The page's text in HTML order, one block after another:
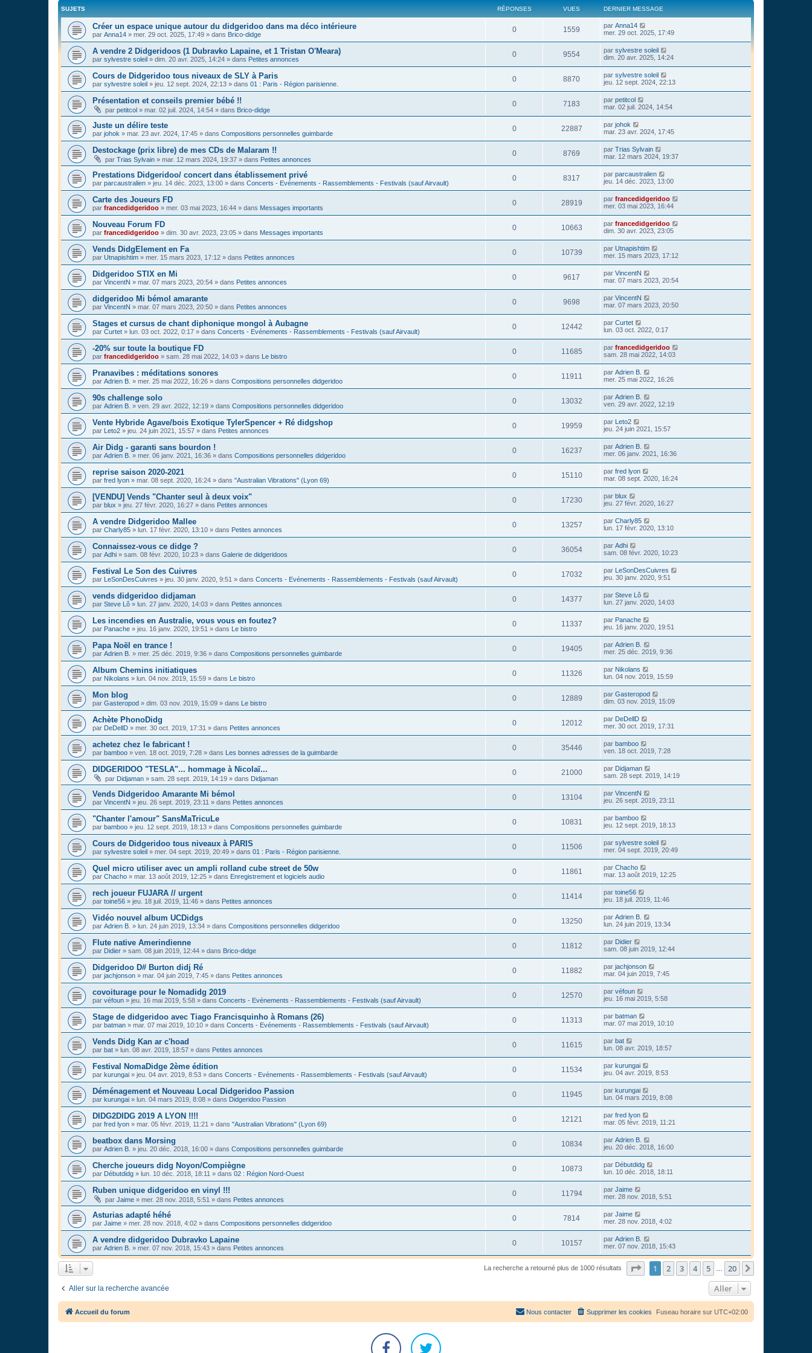
SUJETS RÉPONSES VUES DERNIER MESSAGE
Créer un espace unique autour du didgeridoo dans ma déco intérieure
par Anna14 » mer. 29 oct. 2025, 17:49 » dans Brico-didge
0 1559 par Anna14
mer. 29 oct. 2025, 17:49
A vendre 2 Didgeridoos (1 Dubravko Lapaine, et 1 Tristan O'Meara)
par sylvestre soleil » dim. 20 avr. 2025, 14:24 » dans Petites annonces
0 9554 par sylvestre soleil
dim. 20 avr. 2025, 14:24
Cours de Didgeridoo tous niveaux de SLY à Paris
par sylvestre soleil » jeu. 12 sept. 2024, 22:13 » dans 01 : Paris - Région parisienne.
0 8870 par sylvestre soleil
jeu. 12 sept. 2024, 22:13
Présentation et conseils premier bébé !!
par petitcol » mar. 02 juil. 2024, 14:54 » dans Brico-didge
0 7183 par petitcol
mar. 02 juil. 2024, 14:54
Juste un délire teste
par johok » mar. 23 avr. 2024, 17:45 » dans Compositions personnelles guimbarde
0 22887 par johok
mar. 23 avr. 2024, 17:45
Destockage (prix libre) de mes CDs de Malaram !!
par Trias Sylvain » mar. 12 mars 2024, 19:37 » dans Petites annonces
0 8769 par Trias Sylvain
mar. 12 mars 2024, 19:37
Prestations Didgeridoo/ concert dans établissement privé
par parcaustralien » jeu. 14 déc. 2023, 13:00 » dans Concerts - Evénements - Rassemblements - Festivals (sauf Airvault)
0 8317 par parcaustralien
jeu. 14 déc. 2023, 13:00
Carte des Joueurs FD
par francedidgeridoo » mer. 03 mai 2023, 16:44 » dans Messages importants
0 28919 par francedidgeridoo
mer. 03 mai 2023, 16:44
Nouveau Forum FD
par francedidgeridoo » dim. 30 avr. 2023, 23:05 » dans Messages importants
0 10663 par francedidgeridoo
dim. 30 avr. 2023, 23:05
Vends DidgElement en Fa
par Utnapishtim » mer. 15 mars 2023, 17:12 » dans Petites annonces
0 10739 par Utnapishtim
mer. 15 mars 2023, 17:12
Didgeridoo STIX en Mi
par VincentN » mar. 07 mars 2023, 20:54 » dans Petites annonces
0 9617 par VincentN
mar. 07 mars 2023, 20:54
didgeridoo Mi bémol amarante
par VincentN » mar. 07 mars 2023, 20:50 » dans Petites annonces
0 9698 par VincentN
mar. 07 mars 2023, 20:50
Stages et cursus de chant diphonique mongol à Aubagne
par Curtet » lun. 03 oct. 2022, 0:17 » dans Concerts - Evénements - Rassemblements - Festivals (sauf Airvault)
0 12442 par Curtet
lun. 03 oct. 2022, 0:17
-20% sur toute la boutique FD
par francedidgeridoo » sam. 28 mai 2022, 14:03 » dans Le bistro
0 11685 par francedidgeridoo
sam. 28 mai 2022, 14:03
Pranavibes : méditations sonores
par Adrien B. » mer. 25 mai 2022, 16:26 » dans Compositions personnelles didgeridoo
0 11911 par Adrien B.
mer. 25 mai 2022, 16:26
90s challenge solo
par Adrien B. » ven. 29 avr. 2022, 12:19 » dans Compositions personnelles didgeridoo
0 13032 par Adrien B.
ven. 29 avr. 2022, 12:19
Vente Hybride Agave/bois Exotique TylerSpencer + Ré didgshop
par Leto2 » jeu. 24 juin 2021, 15:57 » dans Petites annonces
0 19959 par
Leto2
jeu. 24 juin 2021, 15:57
Air Didg - garanti sans bourdon !
par Adrien B. » mer. 06 janv. 2021, 16:36 » dans Compositions personnelles didgeridoo
0 16237 par Adrien B.
mer. 06 janv. 2021, 16:36
reprise saison 2020-2021
par fred lyon » mar. 08 sept. 2020, 16:24 » dans "Australian Vibrations" (Lyon 69)
0 15110 par fred lyon
mar. 08 sept. 2020, 16:24
[VENDU] Vends "Chanter seul à deux voix"
par blux » jeu. 27 févr. 2020, 16:27 » dans Petites annonces
0 17230 par blux
jeu. 27 févr. 2020, 16:27
A vendre Didgeridoo Mallee
par Charly85 » lun. 17 févr. 2020, 13:10 » dans Petites annonces
0 13257 par Charly85
lun. 17 févr. 2020, 13:10
Connaissez-vous ce didge ?
par Adhi » sam. 08 févr. 2020, 10:23 » dans Galerie de didgeridoos
0 36054 par Adhi
sam. 08 févr. 2020, 10:23
Festival Le Son des Cuivres
par LeSonDesCuivres » jeu. 30 janv. 2020, 9:51 » dans Concerts - Evénements - Rassemblements - Festivals (sauf Airvault)
0 17032 par
LeSonDesCuivres
jeu. 30 janv. 2020, 9:51
vends didgeridoo didjaman
par Steve Lô » lun. 27 janv. 2020, 14:03 » dans Petites annonces
0 14377 par Steve Lô
lun. 27 janv. 2020, 14:03
Les incendies en Australie, vous vous en foutez?
par Panache » jeu. 16 janv. 2020, 19:51 » dans Le bistro
0 11337 par Panache
jeu. 16 janv. 2020, 19:51
Papa Noël en trance !
par Adrien B. » mer. 25 déc. 2019, 9:36 » dans Compositions personnelles guimbarde
0 19405 par Adrien B.
mer. 25 déc. 2019, 9:36
Album Chemins initiatiques
par Nikolans » lun. 04 nov. 2019, 15:59 » dans Le bistro
0 11326 par Nikolans
lun. 04 nov. 2019, 15:59
Mon blog
par Gasteropod » dim. 03 nov. 2019, 15:09 » dans Le bistro
0 12889 par Gasteropod
dim. 03 nov. 2019, 15:09
Achète PhonoDidg
par DeDellD » mer. 30 oct. 2019, 17:31 » dans Petites annonces
0 12012 par DeDellD
mer. 30 oct. 2019, 17:31
achetez chez le fabricant !
par bamboo » ven. 18 oct. 2019, 7:28 » dans Les bonnes adresses de la guimbarde
0 35446 par bamboo
ven. 18 oct. 2019, 7:28
DIDGERIDOO "TESLA"... hommage à Nicolaï...
par Didjaman » sam. 28 sept. 2019, 14:19 » dans Didjaman
0 21000 par Didjaman
sam. 28 sept. 2019, 14:19
Vends Didgeridoo Amarante Mi bémol
par VincentN » jeu. 26 sept. 2019, 23:11 » dans Petites annonces
0 13104 par VincentN
jeu. 26 sept. 2019, 23:11
"Chanter l'amour" SansMaTricuLe
par bamboo » jeu. 12 sept. 2019, 18:13 » dans Compositions personnelles guimbarde
0 10831 par bamboo
jeu. 12 sept. 2019, 18:13
Cours de Didgeridoo tous niveaux à PARIS
par sylvestre soleil » mer. 04 sept. 2019, 20:49 » dans 01 : Paris - Région parisienne.
0 11506 par sylvestre soleil
mer. 04 sept. 2019, 20:49
Quel micro utiliser avec un ampli rolland cube street de 50w
par Chacho » mar. 13 août 2019, 12:25 » dans Enregistrement et logiciels audio
0 11861 par Chacho
mar. 13 août 2019, 12:25
rech joueur FUJARA // urgent
par toine56 » jeu. 18 juil. 2019, 11:46 » dans Petites annonces
0 11414 par toine56
jeu. 18 juil. 2019, 11:46
Vidéo nouvel album UCDidgs
par Adrien B. » lun. 24 juin 2019, 13:34 » dans Compositions personnelles didgeridoo
0 13250 par Adrien B.
lun. 24 juin 2019, 13:34
Flute native Amerindienne
par Didier » sam. 08 juin 2019, 12:44 » dans Brico-didge
0 11812 par Didier
sam. 08 juin 2019, 12:44
Didgeridoo D# Burton didj Ré
par jachjonson » mar. 04 juin 2019, 7:45 » dans Petites annonces
0 11882 par jachjonson
mar. 04 juin 2019, 7:45
covoiturage pour le Nomadidg 2019
par véfoun » jeu. 16 mai 2019, 5:58 » dans Concerts - Evénements - Rassemblements - Festivals (sauf Airvault)
0 12570 par véfoun
jeu. 16 mai 2019, 5:58
Stage de didgeridoo avec Tiago Francisquinho à Romans (26)
par batman » mar. 07 mai 2019, 10:10 » dans Concerts - Evénements - Rassemblements - Festivals (sauf Airvault)
0 11313 par batman
mar. 07 mai 2019, 10:10
Vends Didg Kan ar c'hoad
par bat » lun. 08 avr. 2019, 18:57 » dans Petites annonces
0 11615 par bat
lun. 08 avr. 2019, 18:57
Festival NomaDidge 2ème édition
par kurungai » jeu. 04 avr. 2019, 8:53 » dans Concerts - Evénements - Rassemblements - Festivals (sauf Airvault)
0 11534 par kurungai
jeu. 04 avr. 2019, 8:53
Déménagement et Nouveau Local Didgeridoo Passion
par kurungai » lun. 04 mars 2019, 8:08 » dans Didgeridoo Passion
0 11945 par kurungai
lun. 04 mars 2019, 8:08
DIDG2DIDG 2019 A LYON !!!!
par fred lyon » mar. 05 févr. 2019, 11:21 » dans "Australian Vibrations" (Lyon 69)
0 12121 par fred lyon
mar. 05 févr. 2019, 11:21
beatbox dans Morsing
par Adrien B. » jeu. 20 déc. 2018, 16:00 » dans Compositions personnelles guimbarde
0 10834 par Adrien B.
jeu. 20 déc. 2018, 16:00
Cherche joueurs didg Noyon/Compiègne
par Débutdidg » lun. 10 déc. 2018, 18:11 » dans 02 : Région Nord-Ouest
0 10873 par Débutdidg
lun. 10 déc. 2018, 18:11
Ruben unique didgeridoo en vinyl !!!
par Jaime » mer. 28 nov. 2018, 5:51 » dans Petites annonces
0 11794 par Jaime
mer. 28 nov. 2018, 5:51
Asturias adapté héhé
par Jaime » mer. 28 nov. 2018, 4:02 » dans Compositions personnelles didgeridoo
0 7814 par Jaime
mer. 28 nov. 2018, 4:02
A vendre didgeridoo Dubravko Lapaine
par Adrien B. » mer. 07 nov. 2018, 15:43 » dans Petites annonces
0 10157 par Adrien B.
mer. 07 nov. 2018, 15:43
La recherche a retourné plus de 1000 résultats Page sur20
1 2 3 4 5 20
Aller sur la recherche avancée Aller
Accueil du forum Fuseau horaire sur UTC+02:00
Supprimer les cookies
Nous contacter